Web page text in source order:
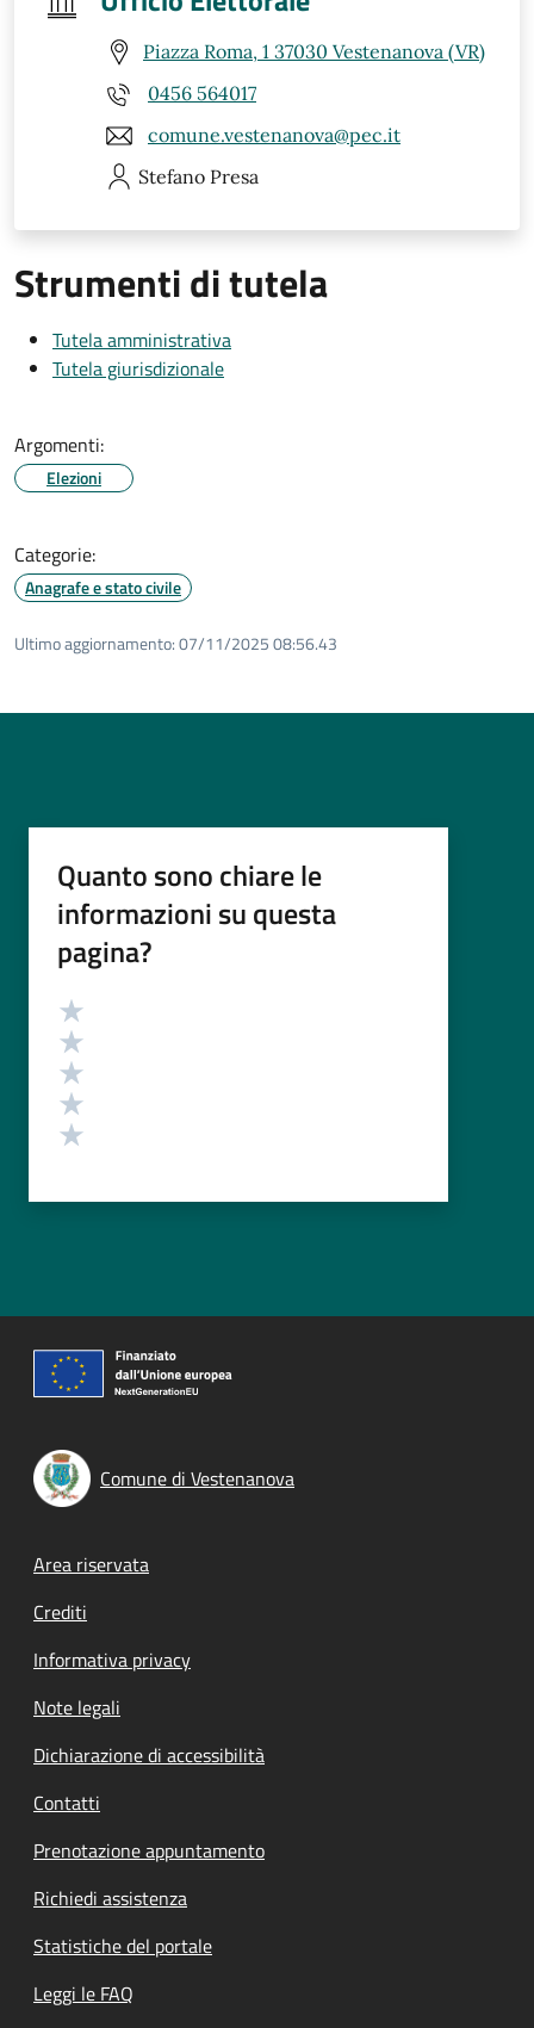
Piazza Roma, 1 37030 Vestenanova (VR)
0456 564017
comune.vestenanova@pec.it
Stefano Presa
Strumenti di tutela
Tutela amministrativa
Tutela giurisdizionale
Argomenti:
Elezioni
Categorie:
Anagrafe e stato civile
Ultimo aggiornamento:07/11/2025 08:56.43
Quanto sono chiare le
informazioni su questa
pagina?
Valutazione
Comune di Vestenanova
Footer menu
Area riservata
Crediti
Informativa privacy
Note legali
Dichiarazione di accessibilità
Contatti
Prenotazione appuntamento
Richiedi assistenza
Statistiche del portale
Leggi le FAQ